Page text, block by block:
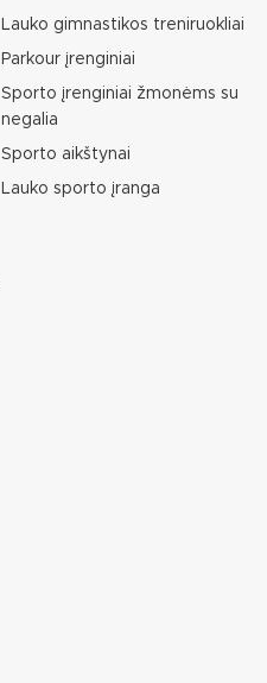
Lauko gimnastikos treniruokliai
Parkour įrenginiai
Sporto įrenginiai žmonėms su
negalia
Sporto aikštynai
Lauko sporto įranga